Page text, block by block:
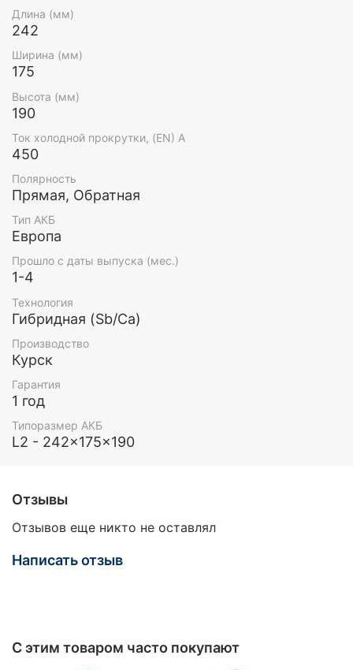
Длина (мм)
242
Ширина (мм)
175
Высота (мм)
190
Ток холодной прокрутки, (EN) А
450
Полярность
Прямая, Обратная
Тип АКБ
Европа
Прошло с даты выпуска (мес.)
1-4
Технология
Гибридная (Sb/Ca)
Производство
Курск
Гарантия
1 год
Типоразмер АКБ
L2 - 242x175x190
Отзывы
Отзывов еще никто не оставлял
Написать отзыв
С этим товаром часто покупают